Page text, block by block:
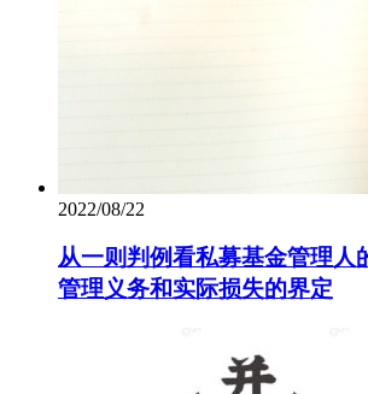
2022/08/22
从一则判例看私募基金管理人
管理义务和实际损失的界定